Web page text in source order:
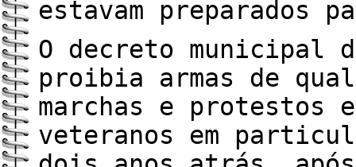
estavam preparados
O decreto municipal
proibia armas de
marchas e protestos
veteranos em